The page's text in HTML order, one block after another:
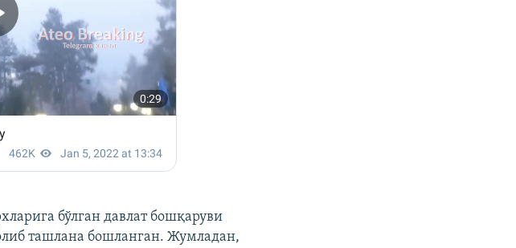
бўлган давлат бошқаруви
ташлана бошланган. Жумладан,